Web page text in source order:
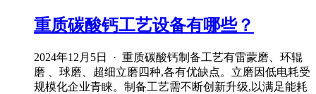
重质碳酸钙工艺设备有哪些？
2024年12月5日 · 重质碳酸钙制备工艺有雷蒙磨、环辊
磨 、球磨、超细立磨四种,各有优缺点。立磨因低电耗受
规模化企业青睐。制备工艺需不断创新升级,以满足能耗